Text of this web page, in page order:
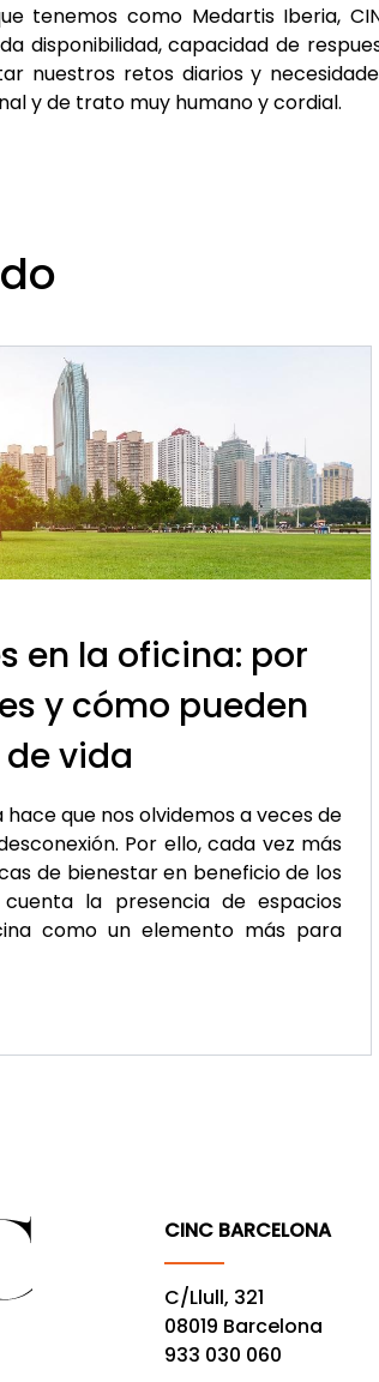
tenemos como Medartis Iberia,
disponibilidad, capacidad de
nuestros retos diarios y
y de trato muy humano y cordial.
en la oficina: por
y cómo pueden
vida
que nos olvidemos a veces de
Por ello, cada vez más
de bienestar en beneficio de los
la presencia de espacios
como un elemento más para
CINC BARCELONA
C/Llull, 321
08019 Barcelona
933 030 060